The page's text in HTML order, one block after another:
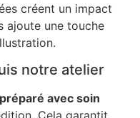
créent un impact
ajoute une touche
notre atelier
avec soin
Cela garantit